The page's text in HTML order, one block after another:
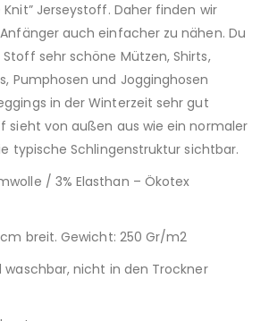
Knit” Jerseystoff. Daher finden wir
auch einfacher zu nähen. Du
sehr schöne Mützen, Shirts,
Pumphosen und Jogginghosen
in der Winterzeit sehr gut
sieht von außen aus wie ein normaler
typische Schlingenstruktur sichtbar.
/ 3% Elasthan – Ökotex
breit. Gewicht: 250 Gr/m2
waschbar, nicht in den Trockner